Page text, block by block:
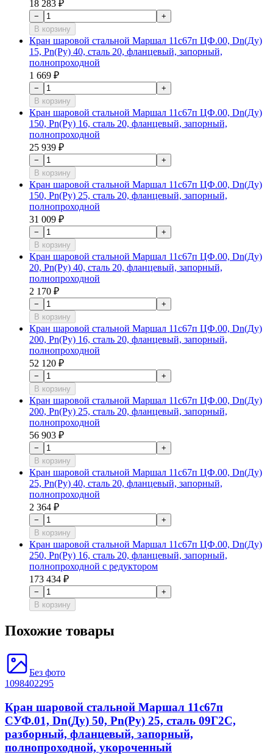
18 283 ₽
−
+
В корзину
Кран шаровой стальной Маршал 11с67п ЦФ.00, Dn(Ду)
15, Рn(Ру) 40, сталь 20, фланцевый, запорный,
полнопроходной
1 669 ₽
−
+
В корзину
Кран шаровой стальной Маршал 11с67п ЦФ.00, Dn(Ду)
150, Рn(Ру) 16, сталь 20, фланцевый, запорный,
полнопроходной
25 939 ₽
−
+
В корзину
Кран шаровой стальной Маршал 11с67п ЦФ.00, Dn(Ду)
150, Рn(Ру) 25, сталь 20, фланцевый, запорный,
полнопроходной
31 009 ₽
−
+
В корзину
Кран шаровой стальной Маршал 11с67п ЦФ.00, Dn(Ду)
20, Рn(Ру) 40, сталь 20, фланцевый, запорный,
полнопроходной
2 170 ₽
−
+
В корзину
Кран шаровой стальной Маршал 11с67п ЦФ.00, Dn(Ду)
200, Рn(Ру) 16, сталь 20, фланцевый, запорный,
полнопроходной
52 120 ₽
−
+
В корзину
Кран шаровой стальной Маршал 11с67п ЦФ.00, Dn(Ду)
200, Рn(Ру) 25, сталь 20, фланцевый, запорный,
полнопроходной
56 903 ₽
−
+
В корзину
Кран шаровой стальной Маршал 11с67п ЦФ.00, Dn(Ду)
25, Рn(Ру) 40, сталь 20, фланцевый, запорный,
полнопроходной
2 364 ₽
−
+
В корзину
Кран шаровой стальной Маршал 11с67п ЦФ.00, Dn(Ду)
250, Рn(Ру) 16, сталь 20, фланцевый, запорный,
полнопроходной с редуктором
173 434 ₽
−
+
В корзину
Похожие товары
Без фото
1098402295
Кран шаровой стальной Маршал 11с67п
СУФ.01, Dn(Ду) 50, Рn(Ру) 25, сталь 09Г2С,
разборный, фланцевый, запорный,
полнопроходной, укороченный